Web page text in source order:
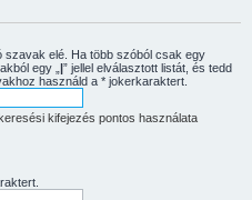
egy „ |” jellel elválasztott listát, és tedd
használd a * jokerkaraktert.
kifejezés pontos használata